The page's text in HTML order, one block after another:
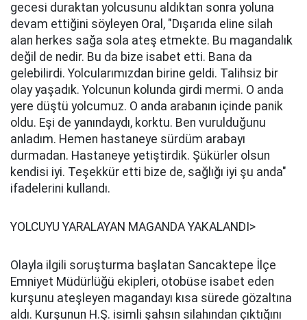
gecesi duraktan yolcusunu aldıktan sonra yoluna
devam ettiğini söyleyen Oral, "Dışarıda eline silah
alan herkes sağa sola ateş etmekte. Bu magandalık
değil de nedir. Bu da bize isabet etti. Bana da
gelebilirdi. Yolcularımızdan birine geldi. Talihsiz bir
olay yaşadık. Yolcunun kolunda girdi mermi. O anda
yere düştü yolcumuz. O anda arabanın içinde panik
oldu. Eşi de yanındaydı, korktu. Ben vurulduğunu
anladım. Hemen hastaneye sürdüm arabayı
durmadan. Hastaneye yetiştirdik. Şükürler olsun
kendisi iyi. Teşekkür etti bize de, sağlığı iyi şu anda"
ifadelerini kullandı.
YOLCUYU YARALAYAN MAGANDA YAKALANDI>
Olayla ilgili soruşturma başlatan Sancaktepe İlçe
Emniyet Müdürlüğü ekipleri, otobüse isabet eden
kurşunu ateşleyen magandayı kısa sürede gözaltına
aldı. Kurşunun H.Ş. isimli şahsın silahından çıktığını